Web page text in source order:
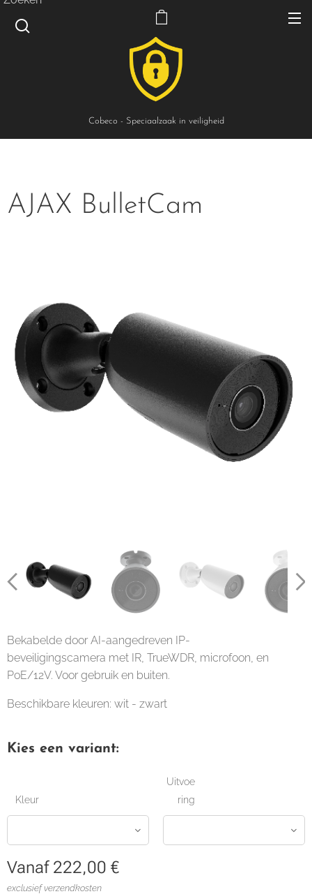
Cobeco - Speciaalzaak in veiligheid
AJAX BulletCam
Bekabelde door AI-aangedreven IP-
beveiligingscamera met IR, TrueWDR, microfoon, en
PoE/12V. Voor gebruik en buiten.
Beschikbare kleuren: wit - zwart
Kies een variant:
Kleur
Uitvoe
ring
Vanaf 222,00 €
exclusief verzendkosten